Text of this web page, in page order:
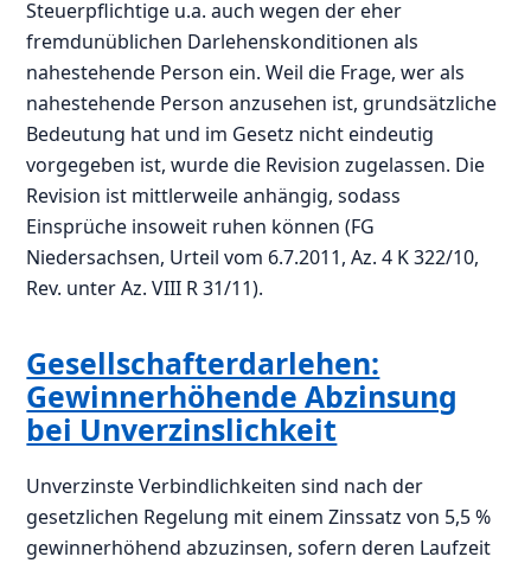
Steuerpflichtige u.a. auch wegen der eher
fremdunüblichen Darlehenskonditionen als
nahestehende Person ein. Weil die Frage, wer als
nahestehende Person anzusehen ist, grundsätzliche
Bedeutung hat und im Gesetz nicht eindeutig
vorgegeben ist, wurde die Revision zugelassen. Die
Revision ist mittlerweile anhängig, sodass
Einsprüche insoweit ruhen können (FG
Niedersachsen, Urteil vom 6.7.2011, Az. 4 K 322/10,
Rev. unter Az. VIII R 31/11).
Gesellschafterdarlehen:
Gewinnerhöhende Abzinsung
bei Unverzinslichkeit
Unverzinste Verbindlichkeiten sind nach der
gesetzlichen Regelung mit einem Zinssatz von 5,5 %
gewinnerhöhend abzuzinsen, sofern deren Laufzeit